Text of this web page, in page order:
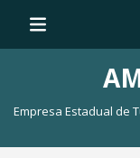
Empresa Estadual de